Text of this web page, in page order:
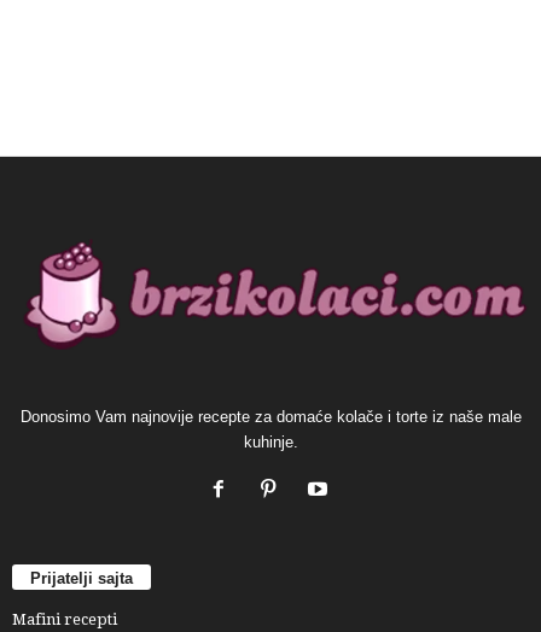
Donosimo Vam najnovije recepte za domaće kolače i torte iz naše male
kuhinje.
Prijatelji sajta
Mafini recepti